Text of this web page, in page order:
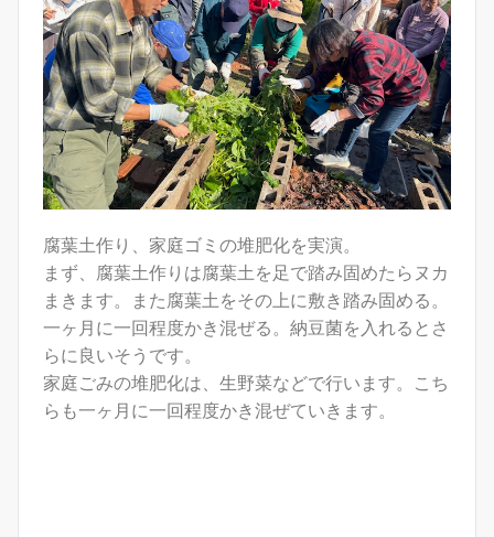
腐葉土作り、家庭ゴミの堆肥化を実演。
まず、腐葉土作りは腐葉土を足で踏み固めたらヌカ
まきます。また腐葉土をその上に敷き踏み固める。
一ヶ月に一回程度かき混ぜる。納豆菌を入れるとさ
らに良いそうです。
家庭ごみの堆肥化は、生野菜などで行います。こち
らも一ヶ月に一回程度かき混ぜていきます。